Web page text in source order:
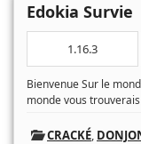
Edokia Survie
1.16.3
Bienvenue Sur le
monde vous
CRACKÉ,